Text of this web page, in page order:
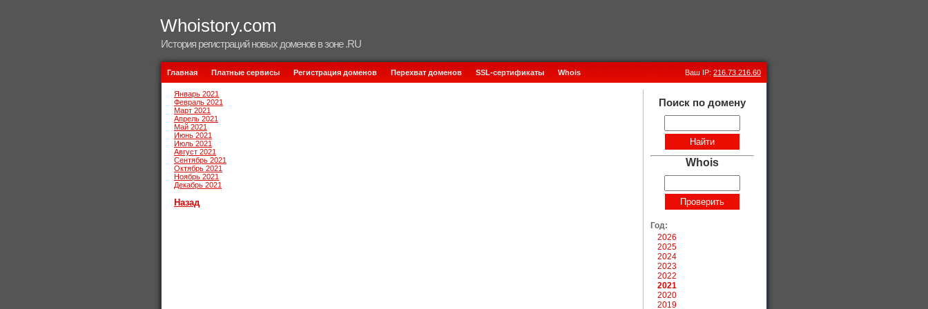
Whoistory.com
История регистраций новых доменов в зоне .RU
Главная Платные сервисы Регистрация доменов Перехват доменов SSL-сертификаты Whois Ваш IP: 216.73.216.60
Январь 2021
Февраль 2021
Март 2021
Апрель 2021
Май 2021
Июнь 2021
Июль 2021
Август 2021
Сентябрь 2021
Октябрь 2021
Ноябрь 2021
Декабрь 2021
Назад
Поиск по домену
Whois
Год:
2026
2025
2024
2023
2022
2021
2020
2019